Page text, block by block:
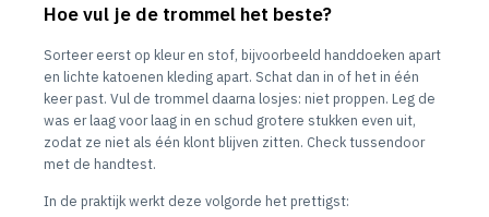
Hoe vul je de trommel het beste?
Sorteer eerst op kleur en stof, bijvoorbeeld handdoeken apart
en lichte katoenen kleding apart. Schat dan in of het in één
keer past. Vul de trommel daarna losjes: niet proppen. Leg de
was er laag voor laag in en schud grotere stukken even uit,
zodat ze niet als één klont blijven zitten. Check tussendoor
met de handtest.
In de praktijk werkt deze volgorde het prettigst: